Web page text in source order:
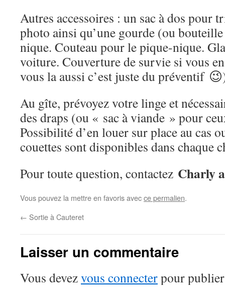
Autres accessoires : un sac à dos pour
photo ainsi qu’une gourde (ou
nique. Couteau pour le pique-nique.
voiture. Couverture de survie si vous
vous la aussi c’est juste du préventif
Au gîte, prévoyez votre linge et
des draps (ou « sac à viande » pour
Possibilité d’en louer sur place au cas
couettes sont disponibles dans chaque
Pour toute question, contactez Charly
Vous pouvez la mettre en favoris avecce permalien.
← Sortie à Cauteret
Laisser un commentaire
Vous devezvous connecterpour